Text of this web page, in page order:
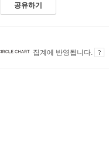
공유하기
집계에 반영됩니다.